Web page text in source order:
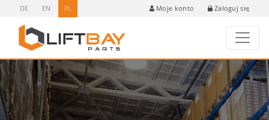
DE EN PL Moje konto Zaloguj się